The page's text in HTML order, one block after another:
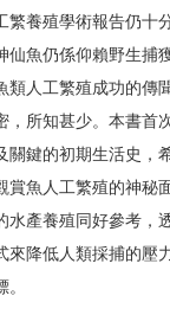
繁養殖學術報告仍十
仙魚仍係仰賴野生捕
類人工繁殖成功的傳
，所知甚少。本書首
關鍵的初期生活史，
賞魚人工繁殖的神秘
水產養殖同好參考，
來降低人類採捕的壓